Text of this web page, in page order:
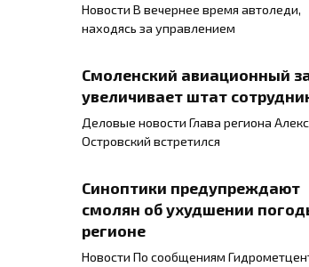
Новости В вечернее время автоледи,
находясь за управлением
Смоленский авиационный
увеличивает штат
Деловые новости Глава региона
Островский встретился
Синоптики предупреждают
смолян об ухудшении
регионе
Новости По сообщениям